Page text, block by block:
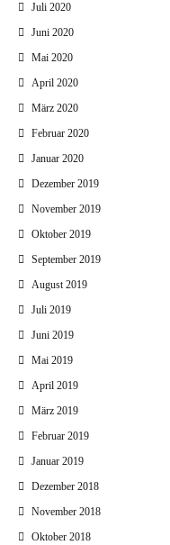
Juli 2020
Juni 2020
Mai 2020
April 2020
März 2020
Februar 2020
Januar 2020
Dezember 2019
November 2019
Oktober 2019
September 2019
August 2019
Juli 2019
Juni 2019
Mai 2019
April 2019
März 2019
Februar 2019
Januar 2019
Dezember 2018
November 2018
Oktober 2018